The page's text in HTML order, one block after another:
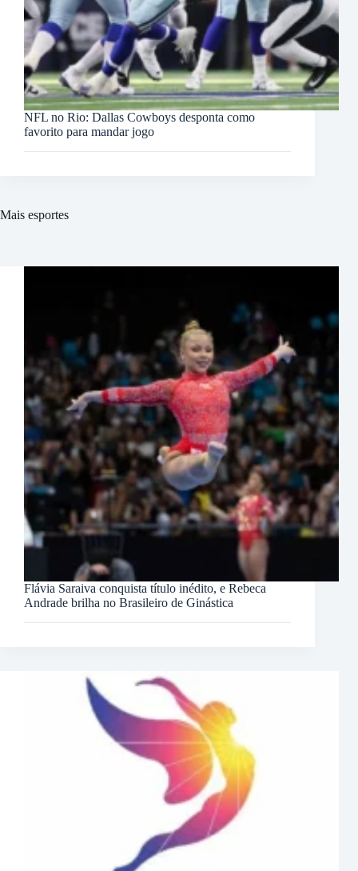
NFL no Rio: Dallas Cowboys desponta como
favorito para mandar jogo
Mais esportes
Flávia Saraiva conquista título inédito, e Rebeca
Andrade brilha no Brasileiro de Ginástica